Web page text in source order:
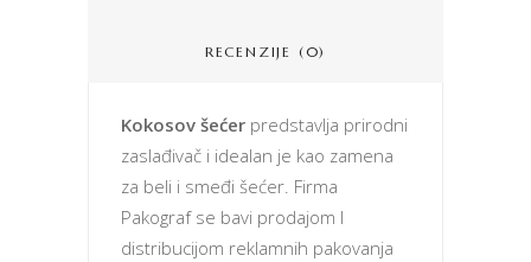
RECENZIJE (0)
Kokosov šećer predstavlja prirodni
zaslađivač i idealan je kao zamena
za beli i smeđi šećer. Firma
Pakograf se bavi prodajom I
distribucijom reklamnih pakovanja